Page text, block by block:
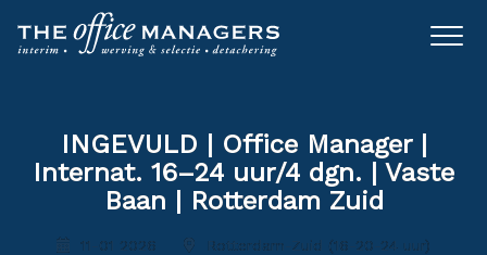
INGEVULD | Office Manager |
Internat. 16–24 uur/4 dgn. | Vaste
Baan | Rotterdam Zuid
11-01 2026 Rotterdam-Zuid (16-20-24 uur)